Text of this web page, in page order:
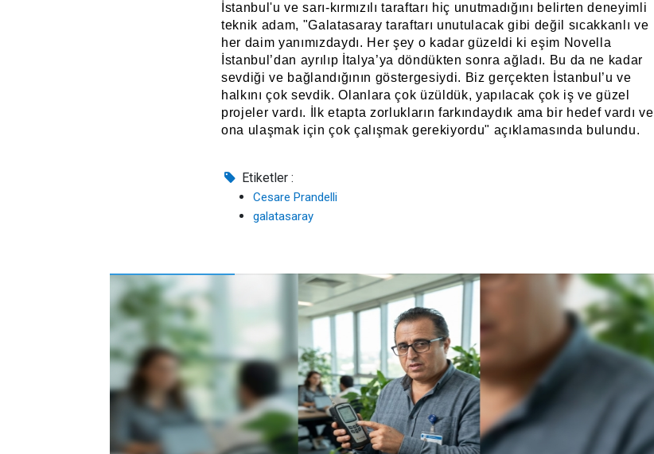
İstanbul'u ve sarı-kırmızılı taraftarı hiç unutmadığını belirten deneyimli
teknik adam, "Galatasaray taraftarı unutulacak gibi değil sıcakkanlı ve
her daim yanımızdaydı. Her şey o kadar güzeldi ki eşim Novella
İstanbul’dan ayrılıp İtalya’ya döndükten sonra ağladı. Bu da ne kadar
sevdiği ve bağlandığının göstergesiydi. Biz gerçekten İstanbul’u ve
halkını çok sevdik. Olanlara çok üzüldük, yapılacak çok iş ve güzel
projeler vardı. İlk etapta zorlukların farkındaydık ama bir hedef vardı ve
ona ulaşmak için çok çalışmak gerekiyordu" açıklamasında bulundu.
Etiketler :
Cesare Prandelli
galatasaray